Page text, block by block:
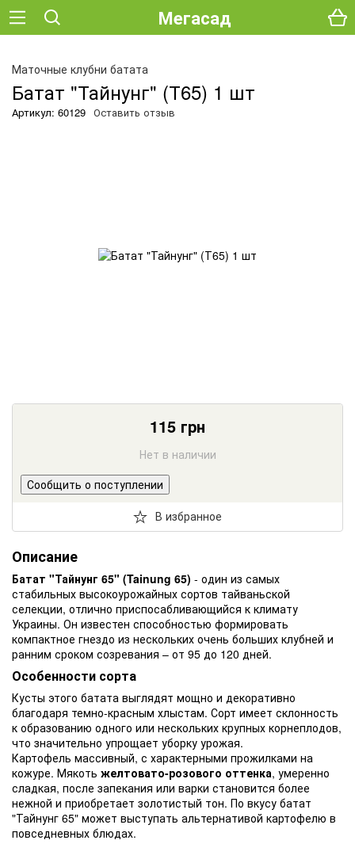
Мегасад
Маточные клубни батата
Батат "Тайнунг" (Т65) 1 шт
Артикул: 60129 Оставить отзыв
115 грн
Нет в наличии
Сообщить о поступлении
В избранное
Описание
Батат "Тайнунг 65" (Tainung 65) - один из самых
стабильных высокоурожайных сортов тайваньской
селекции, отлично приспосабливающийся к климату
Украины. Он известен способностью формировать
компактное гнездо из нескольких очень больших клубней и
ранним сроком созревания – от 95 до 120 дней.
Особенности сорта
Кусты этого батата выглядят мощно и декоративно
благодаря темно-красным хлыстам. Сорт имеет склонность
к образованию одного или нескольких крупных корнеплодов,
что значительно упрощает уборку урожая.
Картофель массивный, с характерными прожилками на
кожуре. Мякоть желтовато-розового оттенка, умеренно
сладкая, после запекания или варки становится более
нежной и приобретает золотистый тон. По вкусу батат
"Тайнунг 65" может выступать альтернативой картофелю в
повседневных блюдах.